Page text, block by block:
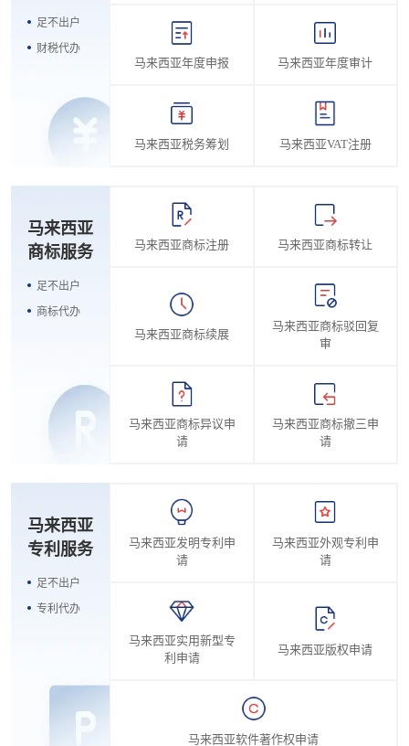
足不出户
财税代办
马来西亚年度申报 马来西亚年度审计
马来西亚税务筹划 马来西亚VAT注册
马来西亚
商标服务
足不出户
商标代办
马来西亚商标注册 马来西亚商标转让
马来西亚商标续展
马来西亚商标驳回复
审
马来西亚商标异议申
请
马来西亚商标撤三申
请
马来西亚
专利服务
足不出户
专利代办
马来西亚发明专利申
请
马来西亚外观专利申
请
马来西亚实用新型专
利申请
马来西亚版权申请
马来西亚软件著作权申请